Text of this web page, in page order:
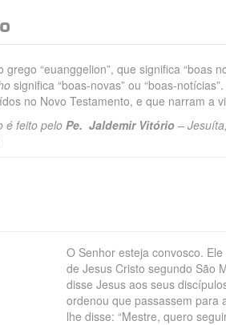
grego “euanggelion”, que significa “boas
significa “boas-novas” ou “boas-
no Novo Testamento, e que narram a
é feito pelo Pe. Jaldemir Vitório–
O Senhor esteja convosco.
de Jesus Cristo segundo São
disse Jesus aos seus
ordenou que passassem para
lhe disse: “Mestre, quero